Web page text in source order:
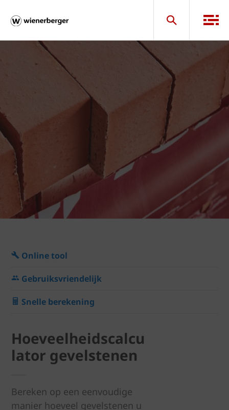
Online tool
Gebruiksvriendelijk
Snelle berekening
Hoeveelheidscalcu
lator gevelstenen
Bereken op een eenvoudige
manier hoeveel gevelstenen u